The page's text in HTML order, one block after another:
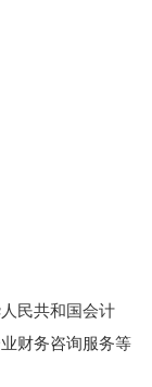
民共和国会计
财务咨询服务等